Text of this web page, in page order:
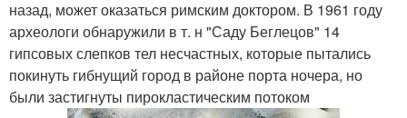
назад, может оказаться римским доктором. В 1961 году
археологи обнаружили в т. н "Саду Беглецов" 14
гипсовых слепков тел несчастных, которые пытались
покинуть гибнущий город в районе порта ночера, но
были застигнуты пирокластическим потоком